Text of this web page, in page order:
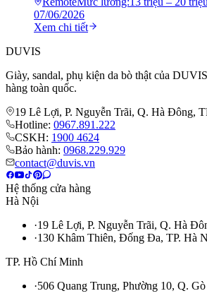
07/06/2026
Xem chi tiết
DUVIS
Giày, sandal, phụ kiện da bò thật của
hàng toàn quốc.
19 Lê Lợi, P. Nguyễn Trãi, Q. Hà Đông,
Hotline: 0967.891.222
CSKH: 1900 4624
Bảo hành: 0968.229.929
contact@duvis.vn
Hệ thống cửa hàng
Hà Nội
·19 Lê Lợi, P. Nguyễn Trãi, Q. Hà
·130 Khâm Thiên, Đống Đa, TP. Hà
TP. Hồ Chí Minh
·506 Quang Trung, Phường 10, Q.